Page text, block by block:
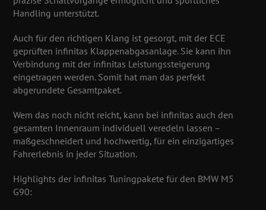
Handling unterstützt.
Auch für den richtigen Klang ist gesorgt, mit der ECE
geprüften infinitas Klappenabgasanlage. Sie kann ihn
Verbindung mit der infinitas Leistungssteigerung
eingetragen werden. Somit hat man das perfekt
abgerundete Gesamtpaket.
Wem das noch nicht reicht, kann bei infinitas auch den
gesamten Innenraum individuell veredeln lassen –
maßgeschneidert und hochwertig, für ein einzigartiges
Fahrerlebnis in jeder Situation.
Highlights der infinitas Tuningpakete für den BMW M5
G90: